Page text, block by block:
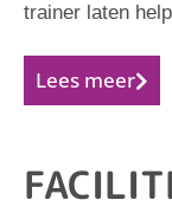
trainer laten
Lees meer